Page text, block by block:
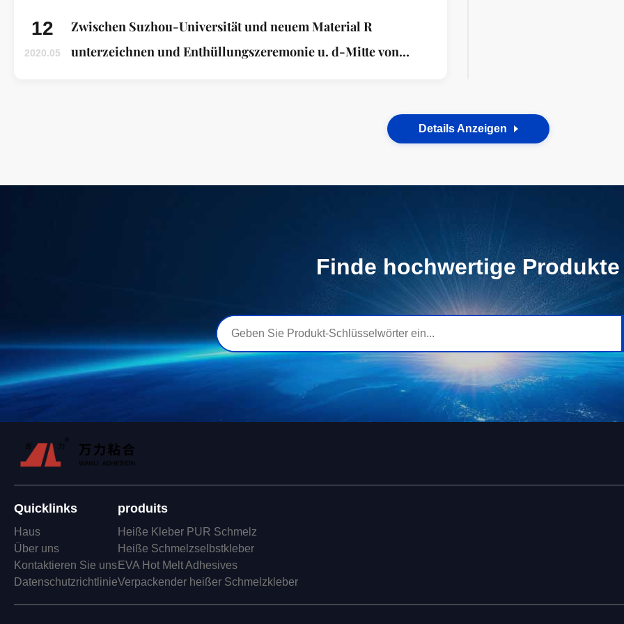
12
2020.05
Zwischen Suzhou-Universität und neuem Material R
unterzeichnen und Enthüllungszeremonie u. d-Mitte von
Details Anzeigen
Finde hochwertige Produkte
Quicklinks
Haus
Über uns
Kontaktieren Sie uns
Datenschutzrichtlinie
produits
Heiße Kleber PUR Schmelz
Heiße Schmelzselbstkleber
EVA Hot Melt Adhesives
Verpackender heißer Schmelzkleber